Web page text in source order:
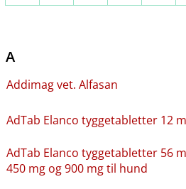
A
Addimag vet. Alfasan
AdTab Elanco tyggetabletter 12
AdTab Elanco tyggetabletter 56
450 mg og 900 mg til hund